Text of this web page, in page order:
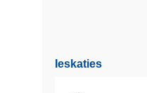
Ieskaties